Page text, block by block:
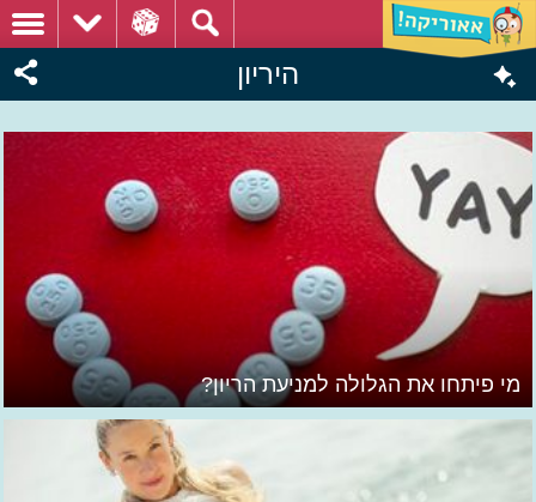
היריון
מי פיתחו את הגלולה למניעת הריון?